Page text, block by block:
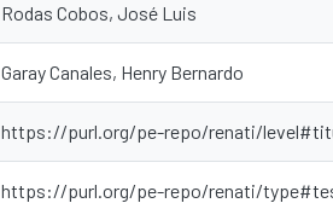
Rodas Cobos, José Luis
Garay Canales, Henry Bernardo
https://purl.org/pe-repo/renati/
https://purl.org/pe-repo/renati/